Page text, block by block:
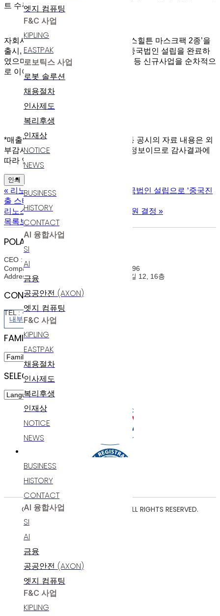
엣지 컴퓨팅
F&C 사업
KIPLING
EASTPAK
로보틱스 사업
로봇 솔루션
채용절차
인사제도
복리후생
인재상
NOTICE
NEWS
BUSINESS
HISTORY
CONTACT
AI 융합사업
SI
AI
금융
공공안전 (AXON)
엣지 컴퓨팅
F&C 사업
KIPLING
EASTPAK
채용절차
인사제도
복리후생
인재상
NOTICE
NEWS
BUSINESS
HISTORY
CONTACT
AI 융합사업
SI
AI
금융
공공안전 (AXON)
엣지 컴퓨팅
F&C 사업
KIPLING
트 수주에 집중한다는 전략이다.
자회사 에스유알코리아는 최근 ‘패리스힐튼 마스크팩 2종’을
출시, 중국 현지 홈쇼핑 방송을 위해 중국법인 설립을 완료하
였으며, 멕시코 현지 기초화장품 런칭 등 신규사업을 순차적으
로 이어가고 있다.
*매출액 또는 손익구조 30% 이상 변동 공시의 자료 내용은 외
부감사인의 감사가 종료되기 이전의 정보이므로 감사결과에
따라 일부 수정이 있을 수 있음.
인쇄
« 리노스 자회사 에스유알코리아, 중국법인 설립으로 ‘중국진
출 스타트’
리노스, 3년 연속 현금 배당…주당 30원 결정 »
목록보기
POLARIS AI
CEO : 윤정희(Junghee Yoon)
Company Registration Num : 214-86-07396
Address : 서울특별시 구로구 디지털로31길 12, 16층
CONTACT INFO
TEL : +82-2-3489-6800
내부정보관리규정
FAMILY SITES
SELECT LANGUAGE
COPYRIGHT ⓒ 2025 POLARIS AI. ALL RIGHTS RESERVED.